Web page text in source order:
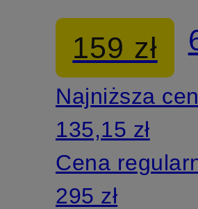
CLUB
159 zł
Najniższa
135,15 zł
Cena
295 zł